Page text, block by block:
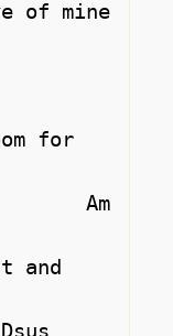
of mine
for
and